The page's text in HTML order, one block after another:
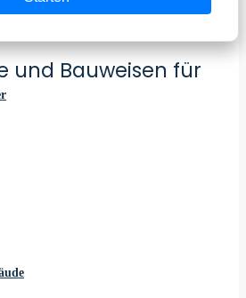
und Bauweisen für